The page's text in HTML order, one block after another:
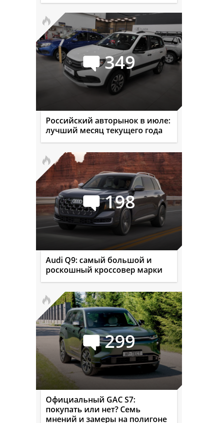
349
Российский авторынок в июле:
лучший месяц текущего года
198
Audi Q9: самый большой и
роскошный кроссовер марки
299
Официальный GAC S7:
покупать или нет? Семь
мнений и замеры на полигоне